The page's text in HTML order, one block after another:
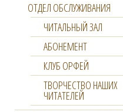
ОТДЕЛ ОБСЛУЖИВАНИЯ
ЧИТАЛЬНЫЙ ЗАЛ
АБОНЕМЕНТ
КЛУБ ОРФЕЙ
ТВОРЧЕСТВО НАШИХ
ЧИТАТЕЛЕЙ